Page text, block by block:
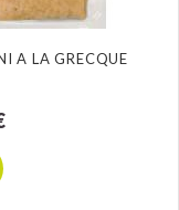
A LA GRECQUE